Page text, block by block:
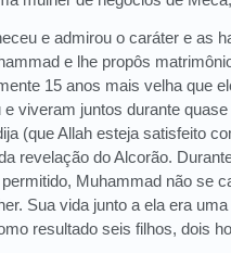
e admirou o caráter e as
e lhe propôs
15 anos mais velha que
viveram juntos durante quase
(que Allah esteja satisfeito
revelação do Alcorão.
Muhammad não se
Sua vida junto a ela era
resultado seis filhos, dois